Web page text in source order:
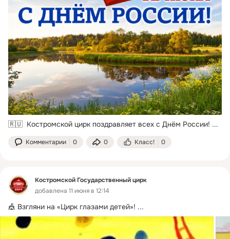
🇷🇺  Костромской цирк поздравляет всех с Днём России! ...
Комментарии 0 0 Класс! 0
Костромской Государственный цирк
добавлена 11 июня в 12:14
🎪 Взгляни на «Цирк глазами детей»! ...